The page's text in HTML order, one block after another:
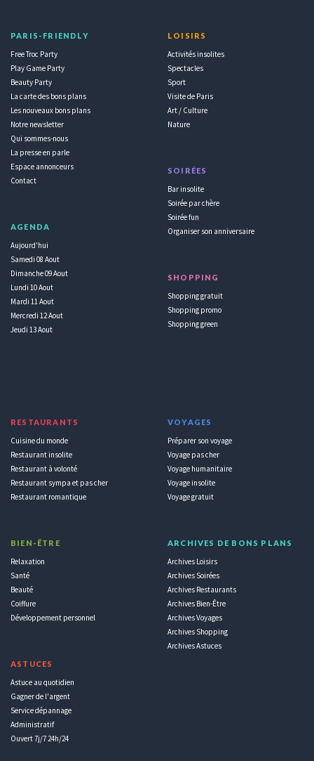
PARIS-FRIENDLY
Free Troc Party
Play Game Party
Beauty Party
La carte des bons plans
Les nouveaux bons plans
Notre newsletter
Qui sommes-nous
La presse en parle
Espace annonceurs
Contact
AGENDA
Aujourd'hui
Samedi 08 Aout
Dimanche 09 Aout
Lundi 10 Aout
Mardi 11 Aout
Mercredi 12 Aout
Jeudi 13 Aout
LOISIRS
Activités insolites
Spectacles
Sport
Visite de Paris
Art / Culture
Nature
SOIRÉES
Bar insolite
Soirée par chère
Soirée fun
Organiser son anniversaire
SHOPPING
Shopping gratuit
Shopping promo
Shopping green
RESTAURANTS
Cuisine du monde
Restaurant insolite
Restaurant à volonté
Restaurant sympa et pas cher
Restaurant romantique
BIEN-ÊTRE
Relaxation
Santé
Beauté
Coiffure
Développement personnel
ASTUCES
Astuce au quotidien
Gagner de l'argent
Service dépannage
Administratif
Ouvert 7j/7 24h/24
VOYAGES
Préparer son voyage
Voyage pas cher
Voyage humanitaire
Voyage insolite
Voyage gratuit
ARCHIVES DE BONS PLANS
Archives Loisirs
Archives Soirées
Archives Restaurants
Archives Bien-Être
Archives Voyages
Archives Shopping
Archives Astuces